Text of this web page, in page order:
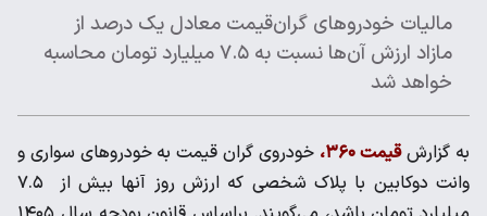
مالیات خودروهای گران‌قیمت معادل یک درصد از
مازاد ارزش آن‌ها نسبت به ۷.۵ میلیارد تومان محاسبه
خواهد شد
به گزارشقیمت ۳۶۰،
خودروی گران قیمت به خودروهای سواری و
وانت دوکابین با پلاک شخصی که ارزش روز آنها بیش از ۷.۵